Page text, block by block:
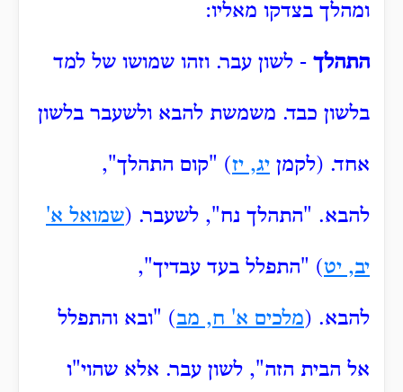
ומהלך בצדקו מאליו:
התהלך - לשון עבר. וזהו שמושו של למד
בלשון כבד. משמשת להבא ולשעבר בלשון
אחד. (לקמן יג, יז) "קום התהלך",
להבא. "התהלך נח", לשעבר. (שמואל א'
יב, יט) "התפלל בעד עבדיך",
להבא. (מלכים א' ח, מב) "ובא והתפלל
אל הבית הזה", לשון עבר. אלא שהוי"ו